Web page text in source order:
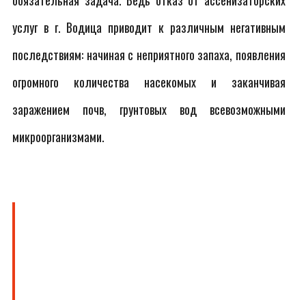
услуг в г. Водица приводит к различным негативным
последствиям: начиная с неприятного запаха, появления
огромного количества насекомых и заканчивая
заражением почв, грунтовых вод всевозможными
микроорганизмами.